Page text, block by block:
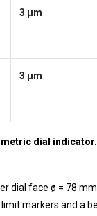
3 µm
3 µm
dial
dial face ø = 78
markers and a